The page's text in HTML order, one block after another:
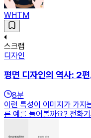
WHTM
스크랩
디자인
평면 디자인의 역사: 2
8분
이런 특성이 이미지가 가지
른 예를 들어볼까요? 전화